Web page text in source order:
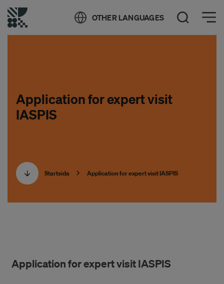
OTHER LANGUAGES Öppna sök
Öppna meny
Application for expert visit
IASPIS
Startsida Application for expert visit IASPIS
Application for expert visit IASPIS